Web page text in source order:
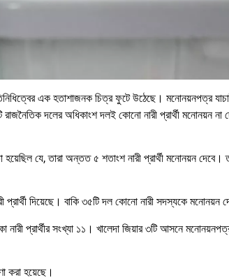
এক হতাশাজনক চিত্র ফুটে উঠেছে। মনোনয়নপত্র
রাজনৈতিক দলের অধিকাংশ দলই কোনো নারী প্রার্থী মনোনয়ন
যে, তারা অন্তত ৫ শতাংশ নারী প্রার্থী মনোনয়ন
দিয়েছে। বাকি ৩৫টি দল কোনো নারী সদস্যকে মনোনয়ন
নারী প্রার্থীর সংখ্যা ১১। খালেদা জিয়ার ৩টি আসনে
করা হয়েছে।